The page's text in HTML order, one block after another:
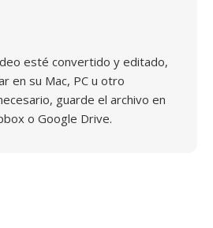
esté convertido y editado,
en su Mac, PC u otro
guarde el archivo en
o Google Drive.